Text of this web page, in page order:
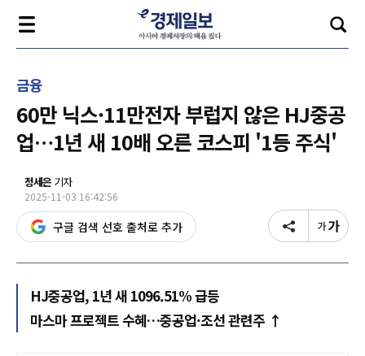
금융
60만 닉스·11만전자 부럽지 않은 HJ중공
업…1년 새 10배 오른 코스피 '1등 주식'
정세은 기자
2025-11-03 16:42:56
구글 검색 선호 출처로 추가
HJ중공업, 1년 새 1096.51% 급등
마스마 프로젝트 수혜…중공업·조선 관련주 ↑